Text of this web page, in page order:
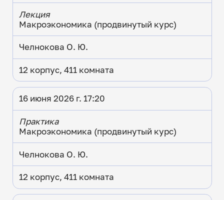
Лекция
Макроэкономика (продвинутый курс)
Челнокова О. Ю.
12 корпус, 411 комната
16 июня 2026 г. 17:20
Практика
Макроэкономика (продвинутый курс)
Челнокова О. Ю.
12 корпус, 411 комната